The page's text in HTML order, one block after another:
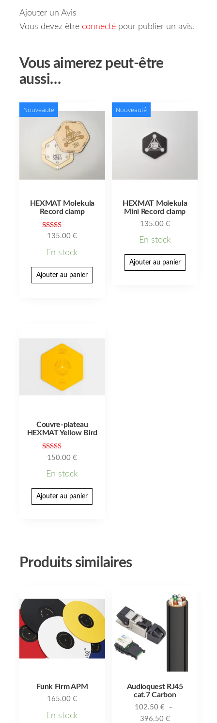
Ajouter un Avis
Vous devez être connecté pour publier un avis.
Vous aimerez peut-être
aussi…
Nouveauté
HEXMAT Molekula
Record clamp
Note
sur 5
135.00€
En stock
Ajouter au panier
Nouveauté
HEXMAT Molekula
Mini Record clamp
135.00 €
En stock
Ajouter au panier
Couvre-plateau
HEXMAT Yellow Bird
Note
sur 5
150.00€
En stock
Ajouter au panier
Produits similaires
Funk Firm APM
165.00€
En stock
Audioquest RJ45
cat.7 Carbon
102.50€ –
396.50 €